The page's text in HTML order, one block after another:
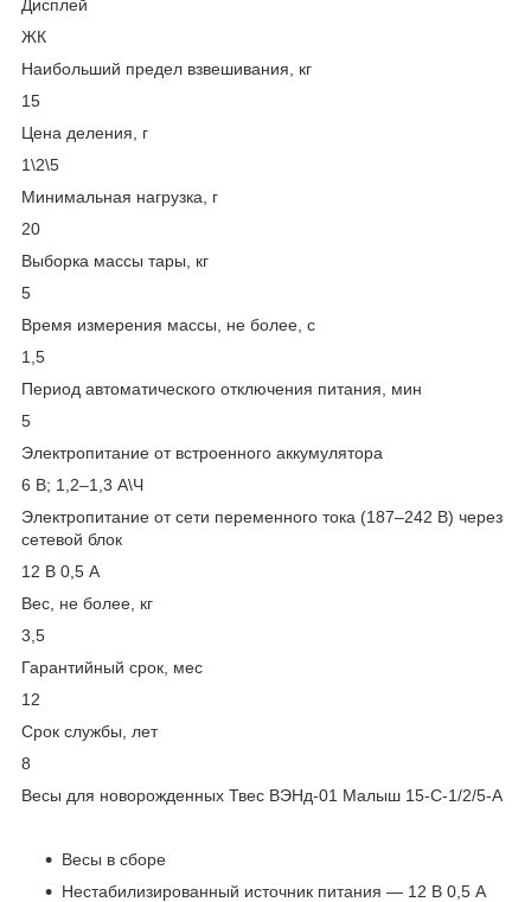
Дисплей
ЖК
Наибольший предел взвешивания, кг
15
Цена деления, г
1\2\5
Минимальная нагрузка, г
20
Выборка массы тары, кг
5
Время измерения массы, не более, с
1,5
Период автоматического отключения питания, мин
5
Электропитание от встроенного аккумулятора
6 В; 1,2–1,3 А\Ч
Электропитание от сети переменного тока (187–242 В) через
сетевой блок
12 В 0,5 А
Вес, не более, кг
3,5
Гарантийный срок, мес
12
Срок службы, лет
8
Весы для новорожденных Твес ВЭНд-01 Малыш 15-С-1/2/5-А
Весы в сборе
Нестабилизированный источник питания — 12 В 0,5 А